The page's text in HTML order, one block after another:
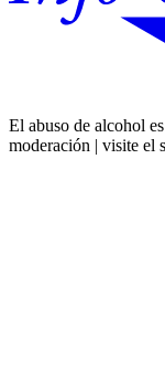
El abuso de alcohol
moderación | visite el